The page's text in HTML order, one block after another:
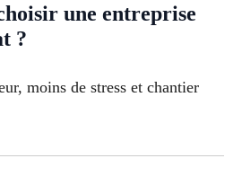
une entreprise
?
moins de stress et chantier